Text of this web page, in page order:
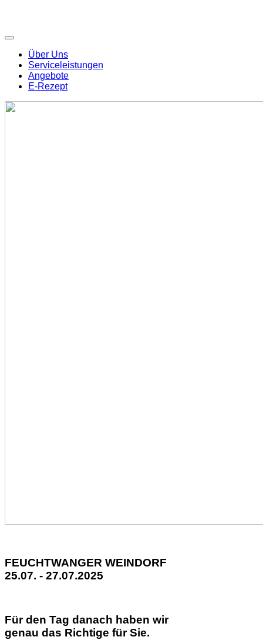
Über Uns
Serviceleistungen
Angebote
E-Rezept
FEUCHTWANGER WEINDORF
25.07. - 27.07.2025
Für den Tag danach haben wir
genau das Richtige für Sie.